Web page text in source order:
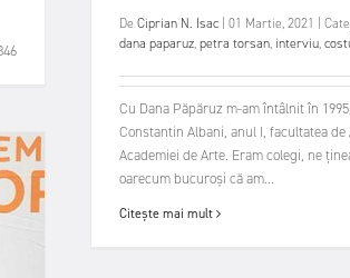
De Ciprian N. Isac 01 Martie, 2021
dana paparuz,petra torsan, interviu,
Cu Dana Păpăruz m-am întâlnit în
Constantin Albani, anul I, facultatea de
Academiei de Arte. Eram colegi, ne
oarecum bucuroși că am...
Citește mai mult